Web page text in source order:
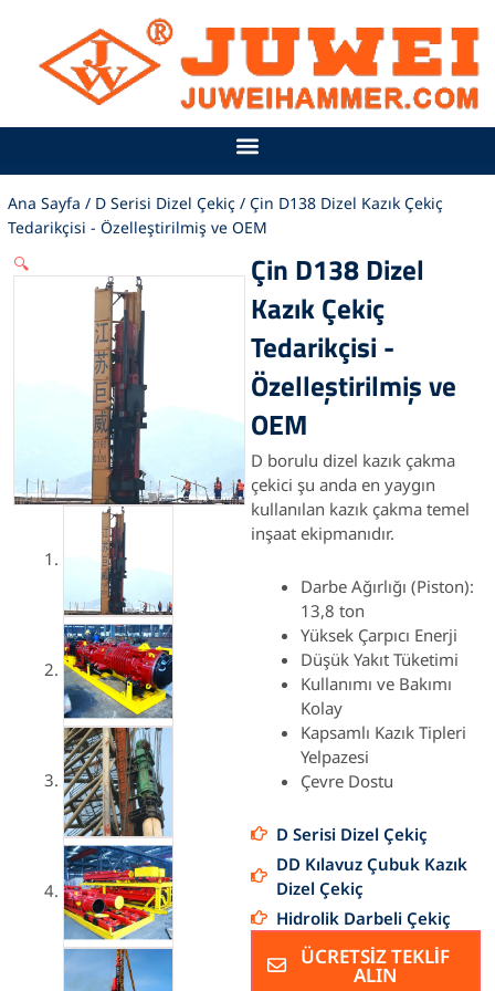
Ana Sayfa / D Serisi Dizel Çekiç / Çin D138 Dizel Kazık Çekiç
Tedarikçisi - Özelleştirilmiş ve OEM
🔍
Çin D138 Dizel
Kazık Çekiç
Tedarikçisi -
Özelleştirilmiş ve
OEM
D borulu dizel kazık çakma
çekici şu anda en yaygın
kullanılan kazık çakma temel
inşaat ekipmanıdır.
Darbe Ağırlığı (Piston):
13,8 ton
Yüksek Çarpıcı Enerji
Düşük Yakıt Tüketimi
Kullanımı ve Bakımı
Kolay
Kapsamlı Kazık Tipleri
Yelpazesi
Çevre Dostu
D Serisi Dizel Çekiç
DD Kılavuz Çubuk Kazık
Dizel Çekiç
Hidrolik Darbeli Çekiç
ÜCRETSİZ TEKLİF
ALIN